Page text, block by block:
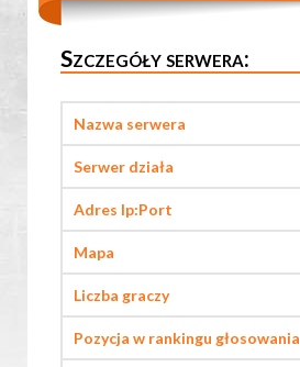
Szczegóły serwera:
Nazwa serwera
Serwer działa
Adres Ip:Port
Mapa
Liczba graczy
Pozycja w rankingu głosowania